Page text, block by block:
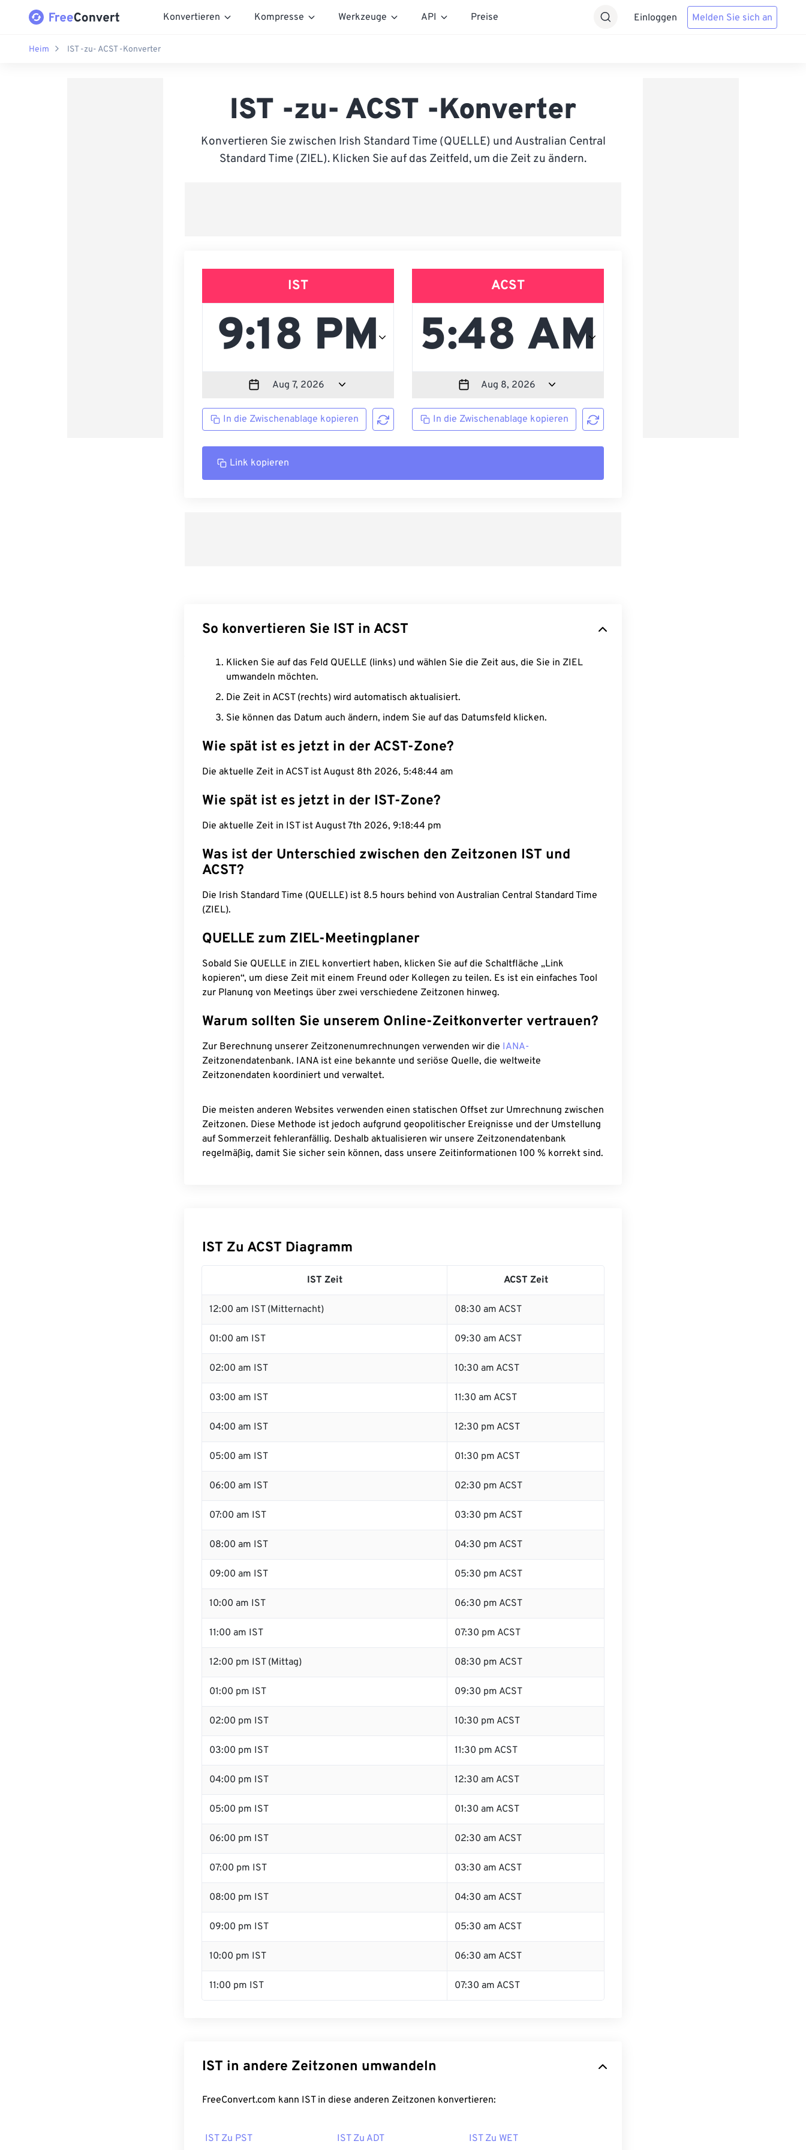
Konvertieren Kompresse Werkzeuge API Preise Einloggen Melden Sie sich an
Heim IST -zu- ACST -Konverter
IST -zu- ACST -Konverter
Konvertieren Sie zwischen Irish Standard Time (QUELLE) und Australian Central
Standard Time (ZIEL). Klicken Sie auf das Zeitfeld, um die Zeit zu ändern.
IST
In die Zwischenablage kopieren
ACST
In die Zwischenablage kopieren
Link kopieren
So konvertieren Sie IST in ACST
Klicken Sie auf das Feld QUELLE (links) und wählen Sie die Zeit aus, die Sie in ZIEL
umwandeln möchten.
Die Zeit in ACST (rechts) wird automatisch aktualisiert.
Sie können das Datum auch ändern, indem Sie auf das Datumsfeld klicken.
Wie spät ist es jetzt in der ACST-Zone?
Die aktuelle Zeit in ACST ist August 8th 2026, 5:48:45 am
Wie spät ist es jetzt in der IST-Zone?
Die aktuelle Zeit in IST ist August 7th 2026, 9:18:45 pm
Was ist der Unterschied zwischen den Zeitzonen IST und
ACST?
Die Irish Standard Time (QUELLE) ist 8.5 hours behind von Australian Central Standard Time
(ZIEL).
QUELLE zum ZIEL-Meetingplaner
Sobald Sie QUELLE in ZIEL konvertiert haben, klicken Sie auf die Schaltfläche „Link
kopieren“, um diese Zeit mit einem Freund oder Kollegen zu teilen. Es ist ein einfaches Tool
zur Planung von Meetings über zwei verschiedene Zeitzonen hinweg.
Warum sollten Sie unserem Online-Zeitkonverter vertrauen?
Zur Berechnung unserer Zeitzonenumrechnungen verwenden wir die IANA-
Zeitzonendatenbank. IANA ist eine bekannte und seriöse Quelle, die weltweite
Zeitzonendaten koordiniert und verwaltet.
Die meisten anderen Websites verwenden einen statischen Offset zur Umrechnung zwischen
Zeitzonen. Diese Methode ist jedoch aufgrund geopolitischer Ereignisse und der Umstellung
auf Sommerzeit fehleranfällig. Deshalb aktualisieren wir unsere Zeitzonendatenbank
regelmäßig, damit Sie sicher sein können, dass unsere Zeitinformationen 100 % korrekt sind.
IST Zu ACST Diagramm
IST Zeit ACST Zeit
12:00 am IST (Mitternacht) 08:30 am ACST
01:00 am IST 09:30 am ACST
02:00 am IST 10:30 am ACST
03:00 am IST 11:30 am ACST
04:00 am IST 12:30 pm ACST
05:00 am IST 01:30 pm ACST
06:00 am IST 02:30 pm ACST
07:00 am IST 03:30 pm ACST
08:00 am IST 04:30 pm ACST
09:00 am IST 05:30 pm ACST
10:00 am IST 06:30 pm ACST
11:00 am IST 07:30 pm ACST
12:00 pm IST (Mittag) 08:30 pm ACST
01:00 pm IST 09:30 pm ACST
02:00 pm IST 10:30 pm ACST
03:00 pm IST 11:30 pm ACST
04:00 pm IST 12:30 am ACST
05:00 pm IST 01:30 am ACST
06:00 pm IST 02:30 am ACST
07:00 pm IST 03:30 am ACST
08:00 pm IST 04:30 am ACST
09:00 pm IST 05:30 am ACST
10:00 pm IST 06:30 am ACST
11:00 pm IST 07:30 am ACST
IST in andere Zeitzonen umwandeln
FreeConvert.com kann IST in diese anderen Zeitzonen konvertieren:
IST Zu PST IST Zu ADT IST Zu WET